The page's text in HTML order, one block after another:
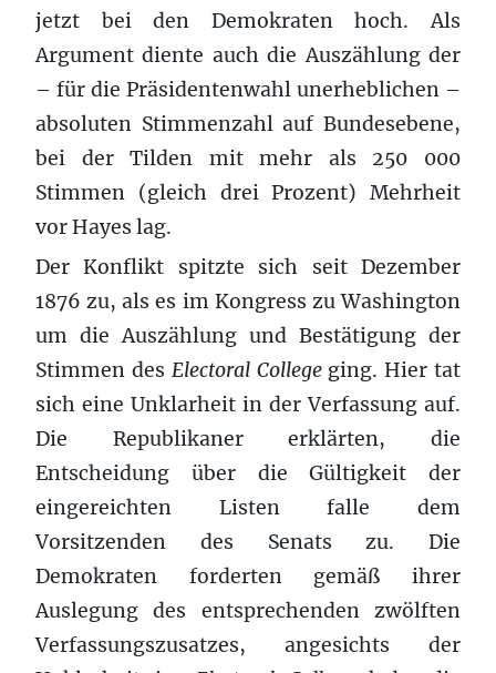
jetzt bei den Demokraten hoch. Als
Argument diente auch die Auszählung der
– für die Präsidentenwahl unerheblichen –
absoluten Stimmenzahl auf Bundesebene,
bei der Tilden mit mehr als 250 000
Stimmen (gleich drei Prozent) Mehrheit
vor Hayes lag.
Der Konflikt spitzte sich seit Dezember
1876 zu, als es im Kongress zu Washington
um die Auszählung und Bestätigung der
Stimmen des Electoral Collegeging. Hier tat
sich eine Unklarheit in der Verfassung auf.
Die Republikaner erklärten, die
Entscheidung über die Gültigkeit der
eingereichten Listen falle dem
Vorsitzenden des Senats zu. Die
Demokraten forderten gemäß ihrer
Auslegung des entsprechenden zwölften
Verfassungszusatzes, angesichts der